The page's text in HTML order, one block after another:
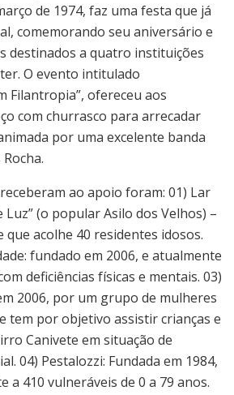
de 1974, faz uma festa que já
comemorando seu aniversário e
destinados a quatro instituições
O evento intitulado
Filantropia”, ofereceu aos
com churrasco para arrecadar
por uma excelente banda
ao apoio foram: 01) Lar
Luz” (o popular Asilo dos Velhos) –
que acolhe 40 residentes idosos.
fundado em 2006, e atualmente
deficiências físicas e mentais. 03)
2006, por um grupo de mulheres
tem por objetivo assistir crianças e
Canivete em situação de
04) Pestalozzi: Fundada em 1984,
a 410 vulneráveis de 0 a 79 anos.